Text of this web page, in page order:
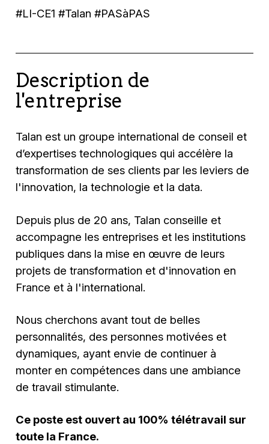
#LI-CE1 #Talan #PASàPAS
Description de
l'entreprise
Talan est un groupe international de conseil et
d’expertises technologiques qui accélère la
transformation de ses clients par les leviers de
l'innovation, la technologie et la data.
Depuis plus de 20 ans, Talan conseille et
accompagne les entreprises et les institutions
publiques dans la mise en œuvre de leurs
projets de transformation et d'innovation en
France et à l'international.
Nous cherchons avant tout de belles
personnalités, des personnes motivées et
dynamiques, ayant envie de continuer à
monter en compétences dans une ambiance
de travail stimulante.
Ce poste est ouvert au 100% télétravail sur
toute la France.